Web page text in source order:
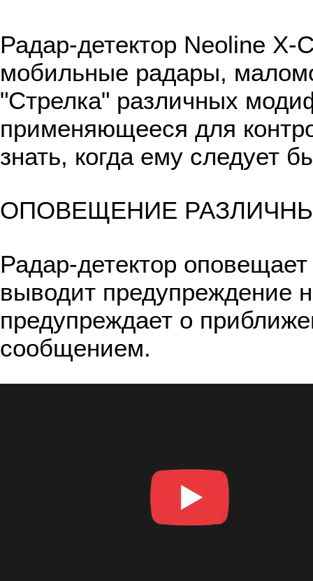
Радар-детектор Neoline X-
мобильные радары,
"Стрелка" различных
применяющееся для
знать, когда ему следует
ОПОВЕЩЕНИЕ
Радар-детектор
выводит предупреждение
предупреждает о
сообщением.